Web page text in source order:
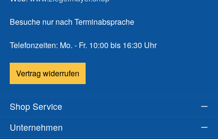
Besuche nur nach Terminabsprache
Telefonzeiten: Mo. - Fr. 10:00 bis 16:30 Uhr
Vertrag widerrufen
Shop Service
Unternehmen